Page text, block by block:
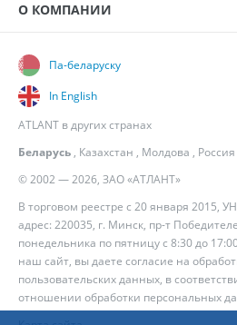
О КОМПАНИИ
© 2002 — 2026, ЗАО «АТЛАНТ»
В торговом реестре с 20 января 2015,
адрес: 220035, г. Минск, пр-т
понедельника по пятницу с 8:30 до
наш сайт, вы даете согласие на
пользовательских данных, в
отношении обработки персональных
Па-беларуску
In English
ATLANT в других странах
Беларусь , Казахстан , Молдова , Россия